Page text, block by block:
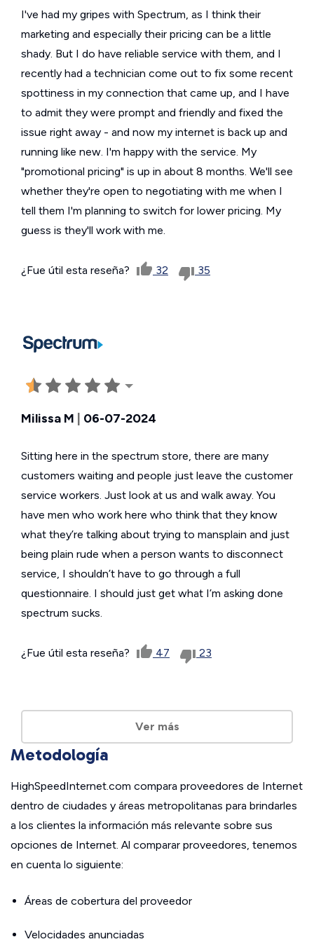
I've had my gripes with Spectrum, as I think their
marketing and especially their pricing can be a little
shady. But I do have reliable service with them, and I
recently had a technician come out to fix some recent
spottiness in my connection that came up, and I have
to admit they were prompt and friendly and fixed the
issue right away - and now my internet is back up and
running like new. I'm happy with the service. My
"promotional pricing" is up in about 8 months. We'll see
whether they're open to negotiating with me when I
tell them I'm planning to switch for lower pricing. My
guess is they'll work with me.
¿Fue útil esta reseña? 32 35
Milissa M 06-07-2024
Sitting here in the spectrum store, there are many
customers waiting and people just leave the customer
service workers. Just look at us and walk away. You
have men who work here who think that they know
what they’re talking about trying to mansplain and just
being plain rude when a person wants to disconnect
service, I shouldn’t have to go through a full
questionnaire. I should just get what I’m asking done
spectrum sucks.
¿Fue útil esta reseña? 47 23
Ver más
Metodología
HighSpeedInternet.com compara proveedores de Internet
dentro de ciudades y áreas metropolitanas para brindarles
a los clientes la información más relevante sobre sus
opciones de Internet. Al comparar proveedores, tenemos
en cuenta lo siguiente:
Áreas de cobertura del proveedor
Velocidades anunciadas